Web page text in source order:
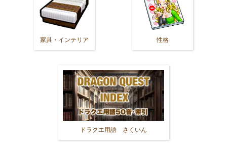
家具・インテリア 性格
ドラクエ用語 さくいん